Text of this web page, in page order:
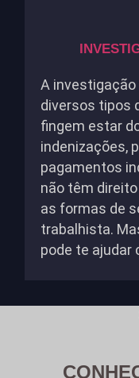
A
diversos tipos
fingem estar
indenizações,
pagamentos
não têm
as formas de
trabalhista.
pode te ajudar